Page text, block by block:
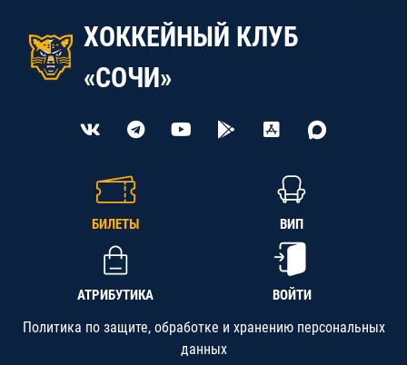
ХОККЕЙНЫЙ КЛУБ
«СОЧИ»
БИЛЕТЫ ВИП
АТРИБУТИКА ВОЙТИ
Политика по защите, обработке и хранению персональных
данных